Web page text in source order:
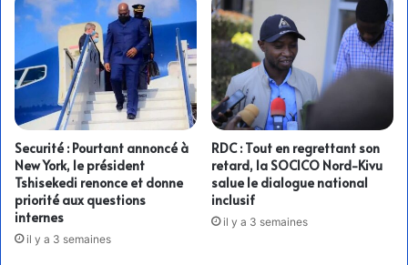
Securité : Pourtant annoncé à
New York, le président
Tshisekedi renonce et donne
priorité aux questions
internes
il y a 3 semaines
RDC : Tout en regrettant son
retard, la SOCICO Nord-Kivu
salue le dialogue national
inclusif
il y a 3 semaines